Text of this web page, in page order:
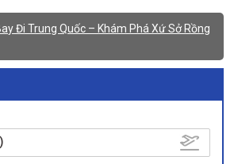
Đi Trung Quốc – Khám Phá Xứ Sở Rồng